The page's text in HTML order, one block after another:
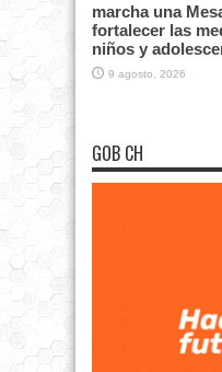
marcha una
fortalecer las
niños y
9 agosto, 2026
GOB CH